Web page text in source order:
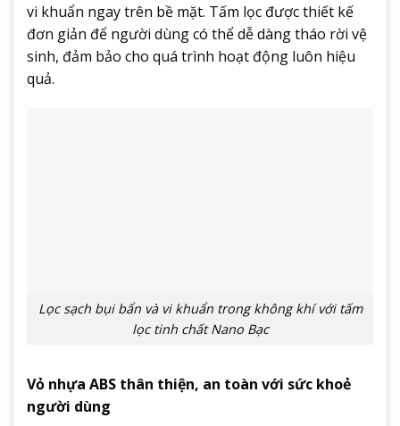
vi khuẩn ngay trên bề mặt. Tấm lọc được thiết kế
đơn giản để người dùng có thể dễ dàng tháo rời vệ
sinh, đảm bảo cho quá trình hoạt động luôn hiệu
quả.
Lọc sạch bụi bẩn và vi khuẩn trong không khí với tấm
lọc tinh chất Nano Bạc
Vỏ nhựa ABS thân thiện, an toàn với sức khoẻ
người dùng